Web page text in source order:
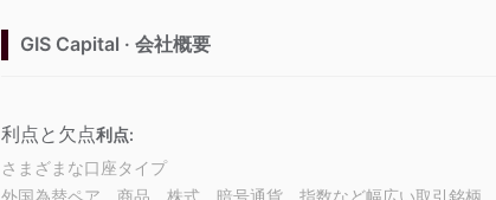
GIS Capital · 会社概要
利点と欠点利点:
さまざまな口座タイプ
外国為替ペア、商品、株式、暗号通貨、指数など幅広い取引銘柄